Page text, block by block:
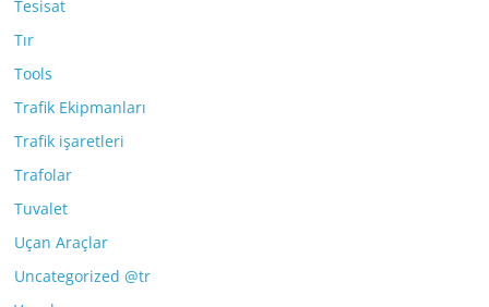
Tesisat
Tır
Tools
Trafik Ekipmanları
Trafik işaretleri
Trafolar
Tuvalet
Uçan Araçlar
Uncategorized @tr